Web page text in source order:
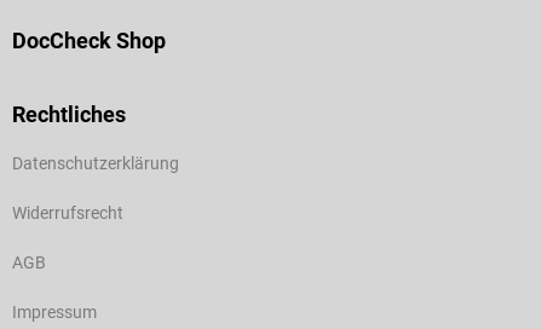
DocCheck Shop
Rechtliches
Datenschutzerklärung
Widerrufsrecht
AGB
Impressum